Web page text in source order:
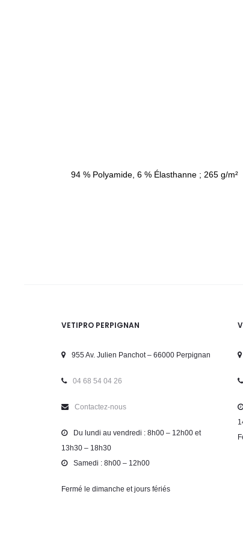
94 % Polyamide, 6 % Élasthanne ; 265 g/m²
VETIPRO PERPIGNAN
955 Av. Julien Panchot – 66000 Perpignan
04 68 54 04 26
Contactez-nous
Du lundi au vendredi : 8h00 – 12h00 et
13h30 – 18h30
Samedi : 8h00 – 12h00
Fermé le dimanche et jours fériés